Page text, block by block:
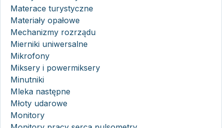
Materace turystyczne
Materiały opałowe
Mechanizmy rozrządu
Mierniki uniwersalne
Mikrofony
Miksery i powermiksery
Minutniki
Mleka następne
Młoty udarowe
Monitory